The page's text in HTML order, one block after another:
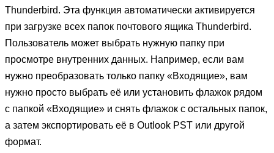
Thunderbird. Эта функция автоматически активируется
при загрузке всех папок почтового ящика Thunderbird.
Пользователь может выбрать нужную папку при
просмотре внутренних данных. Например, если вам
нужно преобразовать только папку «Входящие», вам
нужно просто выбрать её или установить флажок рядом
с папкой «Входящие» и снять флажок с остальных папок,
а затем экспортировать её в Outlook PST или другой
формат.